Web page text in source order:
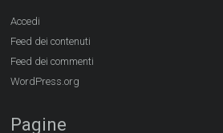
Accedi
Feed dei contenuti
Feed dei commenti
WordPress.org
Pagine